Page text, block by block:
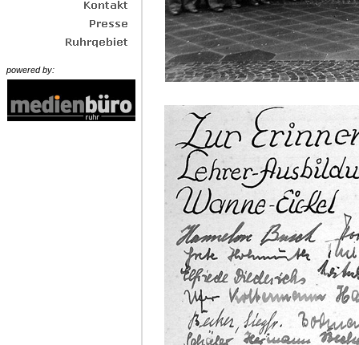
powered by: